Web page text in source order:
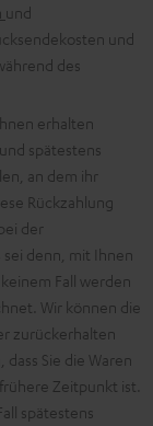
und
und
des
erhalten
spätestens
an dem ihr
Rückzahlung
der
denn, mit Ihnen
Fall werden
Wir können die
zurückerhalten
Sie die Waren
Zeitpunkt ist.
spätestens